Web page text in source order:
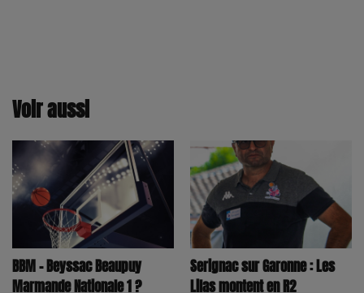
Voir aussi
BBM - Beyssac Beaupuy
Marmande Nationale 1 ?
Serignac sur Garonne : Les
Lilas montent en R2